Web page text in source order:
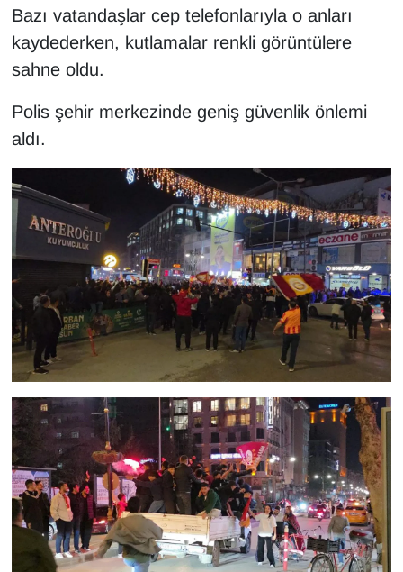
Bazı vatandaşlar cep telefonlarıyla o anları
kaydederken, kutlamalar renkli görüntülere
sahne oldu.
Polis şehir merkezinde geniş güvenlik önlemi
aldı.
SPOR
TEBRİK
TEKNOLOJİ
VAN'DA SPOR
Vasıta
YAŞAM
YEREL